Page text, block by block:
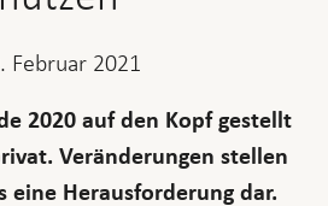
Februar 2021
2020 auf den Kopf gestellt
Veränderungen stellen
eine Herausforderung dar.